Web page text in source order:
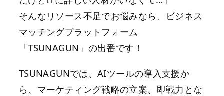
そんなリソース不足でお悩みなら、ビジネス
マッチングプラットフォーム
「TSUNAGUN」の出番です！
TSUNAGUNでは、AIツールの導入支援か
ら、マーケティング戦略の立案、即戦力とな